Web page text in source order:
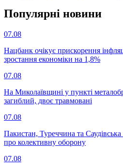
Популярнi новини
07.08
Нацбанк очікує прискорення
зростання економіки на 1,8%
07.08
На Миколаївщині у пункті
загиблий, двоє травмовані
07.08
Пакистан, Туреччина та
про колективну оборону
07.08